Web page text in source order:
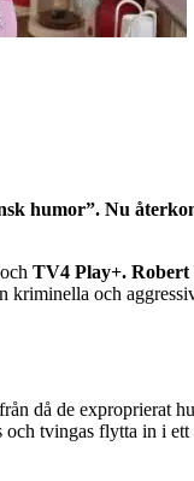
humor”. Nu
och TV4 Play+. Robert
och
då de exproprierat
tvingas flytta in i